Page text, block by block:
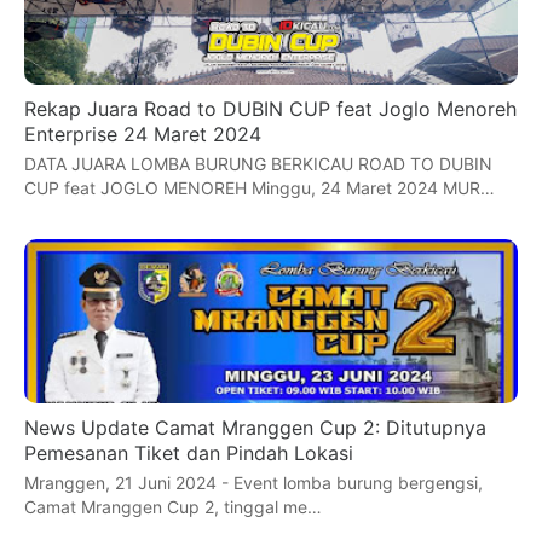
Rekap Juara Road to DUBIN CUP feat Joglo Menoreh
Enterprise 24 Maret 2024
DATA JUARA LOMBA BURUNG BERKICAU ROAD TO DUBIN
CUP feat JOGLO MENOREH Minggu, 24 Maret 2024 MUR…
News Update Camat Mranggen Cup 2: Ditutupnya
Pemesanan Tiket dan Pindah Lokasi
Mranggen, 21 Juni 2024 - Event lomba burung bergengsi,
Camat Mranggen Cup 2, tinggal me…